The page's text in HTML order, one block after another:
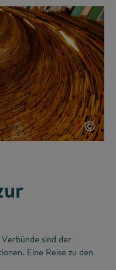
©
sind der
Eine Reise zu den